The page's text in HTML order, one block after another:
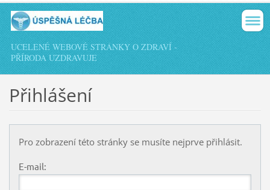
UCELENÉ WEBOVÉ STRÁNKY O ZDRAVÍ -
PŘÍRODA UZDRAVUJE
Přihlášení
Pro zobrazení této stránky se musíte nejprve přihlásit.
E-mail: